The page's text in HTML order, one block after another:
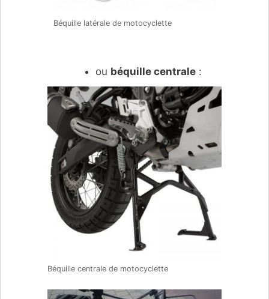
Béquille latérale de motocyclette
ou béquille centrale:
Béquille centrale de motocyclette